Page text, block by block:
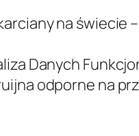
na świecie
Danych
odporne na